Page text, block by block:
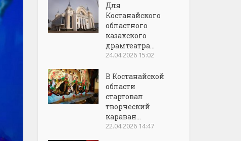
Для
Костанайского
областного
казахского
драмтеатра...
24.04.2026 15:02
В Костанайской
области
стартовал
творческий
караван...
22.04.2026 14:47